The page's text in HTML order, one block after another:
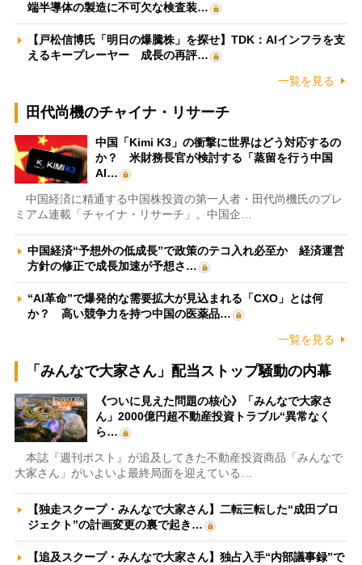
端半導体の製造に不可欠な検査装…
【戸松信博氏「明日の爆騰株」を探せ】TDK：AIインフラを支
えるキープレーヤー 成長の再評…
一覧を見る
田代尚機のチャイナ・リサーチ
中国「Kimi K3」の衝撃に世界はどう対応するの
か？ 米財務長官が検討する「蒸留を行う中国
AI…
中国経済に精通する中国株投資の第一人者・田代尚機氏のプレ
ミアム連載「チャイナ・リサーチ」。中国企…
中国経済“予想外の低成長”で政策のテコ入れ必至か 経済運営
方針の修正で成長加速が予想さ…
“AI革命”で爆発的な需要拡大が見込まれる「CXO」とは何
か？ 高い競争力を持つ中国の医薬品…
一覧を見る
「みんなで大家さん」配当ストップ騒動の内幕
《ついに見えた問題の核心》「みんなで大家さ
ん」2000億円超不動産投資トラブル“異常なく
ら…
本誌『週刊ポスト』が追及してきた不動産投資商品「みんなで
大家さん」がいよいよ最終局面を迎えている…
【独走スクープ・みんなで大家さん】二転三転した“成田プロ
ジェクト”の計画変更の裏で起き…
【追及スクープ・みんなで大家さん】独占入手“内部議事録”で